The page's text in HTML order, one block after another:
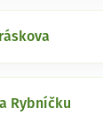
Rybníčku